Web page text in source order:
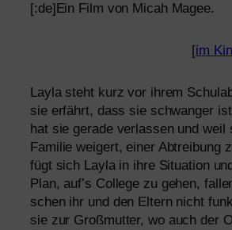
[:de]Ein Film von Micah Magee.
[im
Layla steht kurz vor ihrem
sie erfährt, dass sie schwan­ger
hat sie gera­de ver­las­sen und weil
Familie wei­gert, einer Abtreibung
fügt sich Layla in ihre Situation
Plan, auf’s College zu gehen,
schen ihr und den Eltern nicht
sie zur Großmutter, wo auch der